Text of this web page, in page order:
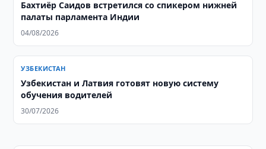
Бахтиёр Саидов встретился со спикером нижней
палаты парламента Индии
04/08/2026
УЗБЕКИСТАН
Узбекистан и Латвия готовят новую систему
обучения водителей
30/07/2026